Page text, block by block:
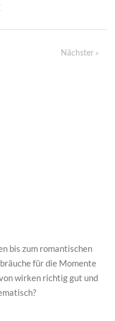
Nächster »
bis zum romantischen
für die Momente
wirken richtig gut und